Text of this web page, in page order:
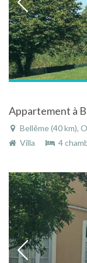
Bellême (40 km),
Villa
4